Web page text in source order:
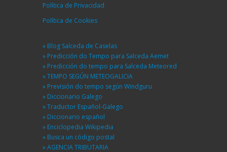
Política de Privacidad
Política de Cookies
» Blog Salceda de Caselas
» Predicción do Tempo para Salceda Aemet
» Predicción do tempo para Salceda Meteored
» TEMPO SEGÚN METEOGALICIA
» Previsión do tempo según Windguru
» Diccionario Galego
» Traductor Español-Galego
» Diccionario español
» Enciclopedia Wikipedia
» Busca un código postal
» AGENCIA TRIBUTARIA